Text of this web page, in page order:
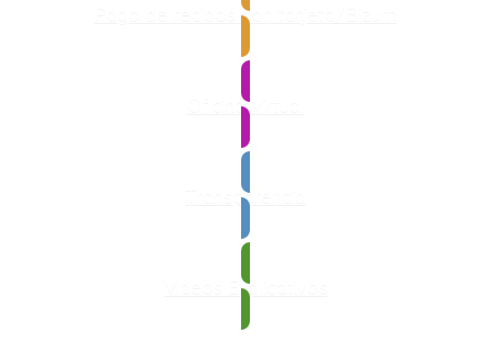
Pago de recibos con tarjeta/Bizum
Oficina Virtual
Transparencia
Videos Explicativos